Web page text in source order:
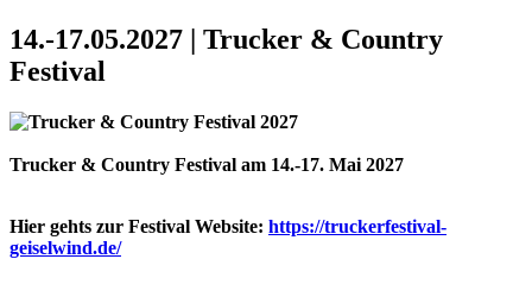
14.-17.05.2027 | Trucker & Country
Festival
Trucker & Country Festival am 14.-17. Mai 2027
Hier gehts zur Festival Website: https://truckerfestival-
geiselwind.de/